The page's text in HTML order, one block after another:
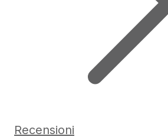
Recensioni